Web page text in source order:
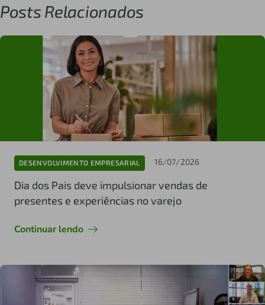
Posts Relacionados
DESENVOLVIMENTO EMPRESARIAL 16/07/2026
Dia dos Pais deve impulsionar vendas de
presentes e experiências no varejo
Continuar lendo